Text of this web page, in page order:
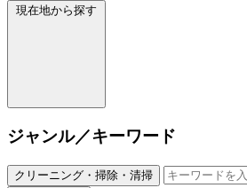
現在地から探す
ジャンル／キーワード
クリーニング・掃除・清掃